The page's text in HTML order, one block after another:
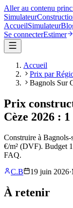
Aller au contenu
Simulateur
AccueilSimulateur
Se connecterEstimer
Accueil
Prix par
Bagnols Sur
Prix
Cèze 2026 : 1
Construire à
€/m² (DVF). Budget
FAQ.
C.B
19 juin 2026·
À retenir